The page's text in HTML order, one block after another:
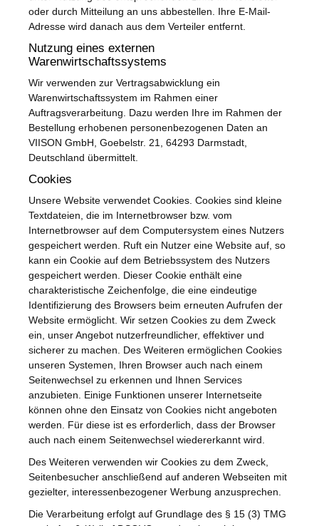
oder durch Mitteilung an uns abbestellen. Ihre E-Mail-
Adresse wird danach aus dem Verteiler entfernt.
Nutzung eines externen
Warenwirtschaftssystems
Wir verwenden zur Vertragsabwicklung ein
Warenwirtschaftssystem im Rahmen einer
Auftragsverarbeitung. Dazu werden Ihre im Rahmen der
Bestellung erhobenen personenbezogenen Daten an
VIISON GmbH, Goebelstr. 21, 64293 Darmstadt,
Deutschland übermittelt.
Cookies
Unsere Website verwendet Cookies. Cookies sind kleine
Textdateien, die im Internetbrowser bzw. vom
Internetbrowser auf dem Computersystem eines Nutzers
gespeichert werden. Ruft ein Nutzer eine Website auf, so
kann ein Cookie auf dem Betriebssystem des Nutzers
gespeichert werden. Dieser Cookie enthält eine
charakteristische Zeichenfolge, die eine eindeutige
Identifizierung des Browsers beim erneuten Aufrufen der
Website ermöglicht. Wir setzen Cookies zu dem Zweck
ein, unser Angebot nutzerfreundlicher, effektiver und
sicherer zu machen. Des Weiteren ermöglichen Cookies
unseren Systemen, Ihren Browser auch nach einem
Seitenwechsel zu erkennen und Ihnen Services
anzubieten. Einige Funktionen unserer Internetseite
können ohne den Einsatz von Cookies nicht angeboten
werden. Für diese ist es erforderlich, dass der Browser
auch nach einem Seitenwechsel wiedererkannt wird.
Des Weiteren verwenden wir Cookies zu dem Zweck,
Seitenbesucher anschließend auf anderen Webseiten mit
gezielter, interessenbezogener Werbung anzusprechen.
Die Verarbeitung erfolgt auf Grundlage des § 15 (3) TMG